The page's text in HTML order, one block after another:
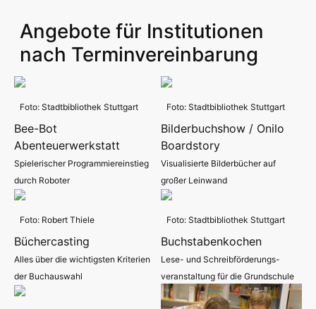
Angebote für Institutionen
nach Terminvereinbarung
Foto: Stadtbibliothek Stuttgart
Bee-Bot
Abenteuerwerkstatt
Spielerischer Programmiereinstieg
durch Roboter
Foto: Stadtbibliothek Stuttgart
Bilderbuchshow / Onilo
Boardstory
Visualisierte Bilderbücher auf
großer Leinwand
Foto: Robert Thiele
Büchercasting
Alles über die wichtigsten Kriterien
der Buchauswahl
Foto: Stadtbibliothek Stuttgart
Buchstabenkochen
Lese- und Schreibförderungs-
veranstaltung für die Grundschule